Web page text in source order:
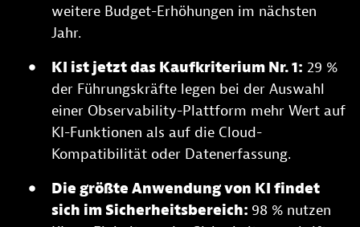
weitere Budget-Erhöhungen im nächsten
Jahr.
KI ist jetzt das Kaufkriterium Nr. 1: 29 %
der Führungskräfte legen bei der Auswahl
einer Observability-Plattform mehr Wert auf
KI-Funktionen als auf die Cloud-
Kompatibilität oder Datenerfassung.
Die größte Anwendung von KI findet
sich im Sicherheitsbereich: 98 % nutzen